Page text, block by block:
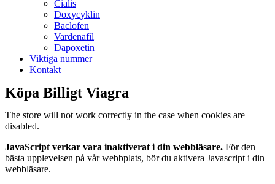
Cialis
Doxycyklin
Baclofen
Vardenafil
Dapoxetin
Viktiga nummer
Kontakt
Köpa Billigt Viagra
The store will not work correctly in the case when cookies are
disabled.
JavaScript verkar vara inaktiverat i din webbläsare. För den
bästa upplevelsen på vår webbplats, bör du aktivera Javascript i din
webbläsare.